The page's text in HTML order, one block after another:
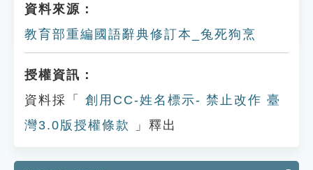
資料來源：
教育部重編國語辭典修訂本_兔死狗烹
授權資訊：
資料採「
創用CC-姓名標示- 禁止改作 臺
灣3.0版授權條款
」釋出